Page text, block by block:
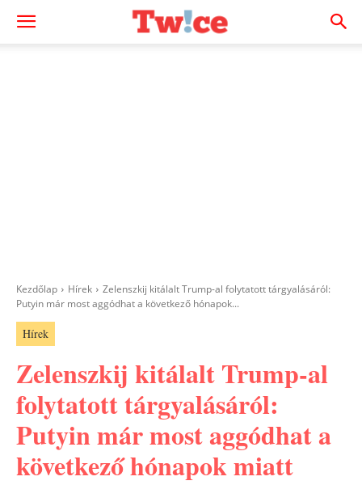
Kezdőlap Hírek
Zelenszkij kitálalt Trump-al folytatott tárgyalásáról:
Putyin már most aggódhat a következő hónapok...
Hírek
Zelenszkij kitálalt Trump-al
folytatott tárgyalásáról:
Putyin már most aggódhat a
következő hónapok miatt